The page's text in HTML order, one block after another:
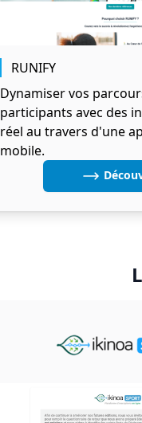
RUNIFY
Dynamiser vos
participants avec des
réel au travers d'une
mobile.